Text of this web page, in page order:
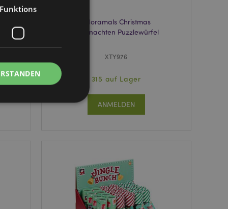
Adoramals Christmas
Weihnachten Puzzlewürfel
XTY976
315 auf Lager
ANMELDEN